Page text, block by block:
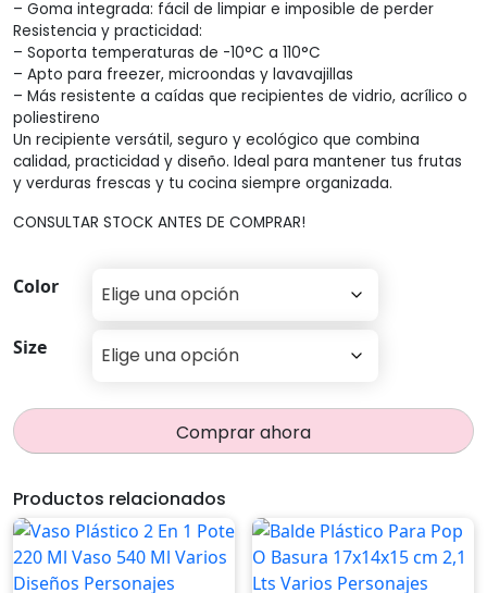
– Goma integrada: fácil de limpiar e imposible de perder
Resistencia y practicidad:
– Soporta temperaturas de -10°C a 110°C
– Apto para freezer, microondas y lavavajillas
– Más resistente a caídas que recipientes de vidrio, acrílico o
poliestireno
Un recipiente versátil, seguro y ecológico que combina
calidad, practicidad y diseño. Ideal para mantener tus frutas
y verduras frescas y tu cocina siempre organizada.
CONSULTAR STOCK ANTES DE COMPRAR!
Color
Size
Comprar ahora
Productos relacionados